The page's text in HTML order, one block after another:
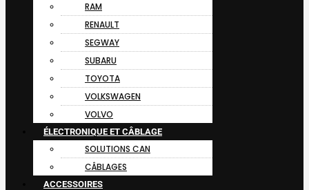
RAM
RENAULT
SEGWAY
SUBARU
TOYOTA
VOLKSWAGEN
VOLVO
ÉLECTRONIQUE ET CÂBLAGE
SOLUTIONS CAN
CÂBLAGES
ACCESSOIRES